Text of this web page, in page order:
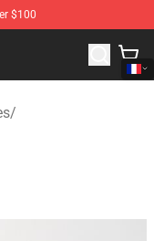
$100
The Pussycat Dolls
/